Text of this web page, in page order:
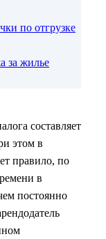
по отгрузке
за жилье
составляет
этом в
правило, по
в
постоянно